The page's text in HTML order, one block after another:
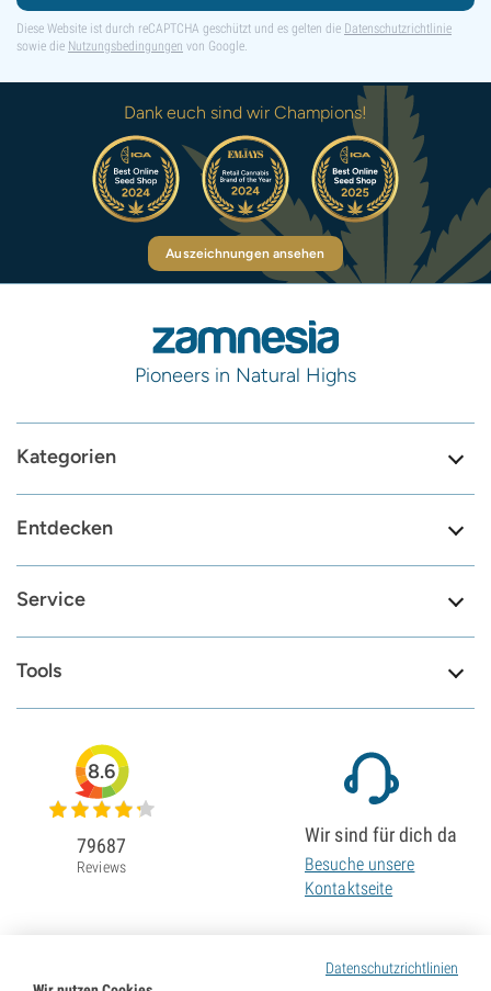
Diese Website ist durch reCAPTCHA geschützt und es gelten die Datenschutzrichtlinie
sowie die Nutzungsbedingungen von Google.
Dank euch sind wir Champions!
Auszeichnungen ansehen
Pioneers in Natural Highs
Kategorien
Entdecken
Service
Tools
Datenschutzrichtlinien
8.6
79687
Reviews
Wir sind für dich da
Besuche unsere
Kontaktseite